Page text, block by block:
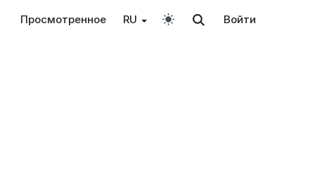
Просмотренное RU Войти